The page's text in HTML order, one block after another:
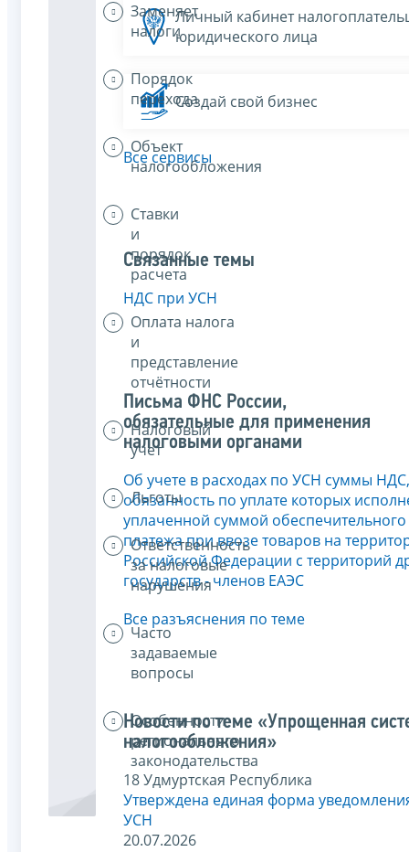
Заменяет
налоги
Порядок
перехода
Объект
налогообложения
Ставки
и
порядок
расчета
Оплата налога
и
представление
отчётности
Налоговый
учет
Льготы
Ответственность
за налоговые
нарушения
Часто
задаваемые
вопросы
Особенности
регионального
законодательства
Личный кабинет
юридического лица
Создай свой бизнес
Все сервисы
Связанные темы
НДС при УСН
Письма ФНС России,
обязательные для применения
налоговыми органами
Об учете в расходах по УСН суммы НДС,
обязанность по уплате которых
уплаченной суммой обеспечительного
платежа при ввозе товаров на
Российской Федерации с территорий
государств - членов ЕАЭС
Все разъяснения по теме
Новости по теме «Упрощенная
налогообложения»
18 Удмуртская Республика
Утверждена единая форма
УСН
20.07.2026